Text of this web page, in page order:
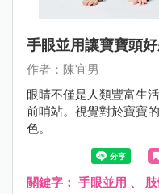
手眼並用讓寶寶頭
作者：陳宜男
眼睛不僅是人類豐富生
前哨站。視覺對於寶寶
色。
關鍵字： 手眼並用 、